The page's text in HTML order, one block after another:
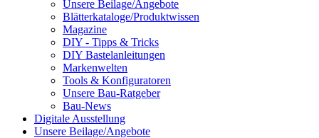
Unsere Beilage/Angebote
Blätterkataloge/Produktwissen
Magazine
DIY - Tipps & Tricks
DIY Bastelanleitungen
Markenwelten
Tools & Konfiguratoren
Unsere Bau-Ratgeber
Bau-News
Digitale Ausstellung
Unsere Beilage/Angebote